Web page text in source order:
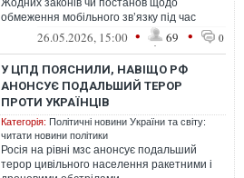
Жодних законів чи постанов щодо
обмеження мобільного звʼязку під час
повітряних тривог не ухвалювалося.
26.05.2026, 15:00 • 69 • 0
У ЦПД ПОЯСНИЛИ, НАВІЩО РФ
АНОНСУЄ ПОДАЛЬШИЙ ТЕРОР
ПРОТИ УКРАЇНЦІВ
Категорія: Політичні новини України та світу:
читати новини політики
Росія на рівні мзс анонсує подальший
терор цивільного населення ракетними і